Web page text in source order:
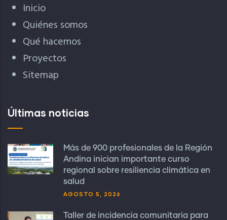
Inicio
Quiénes somos
Qué hacemos
Proyectos
Sitemap
Últimas noticias
Más de 900 profesionales de la Región
Andina inician importante curso
regional sobre resiliencia climática en
salud
AGOSTO 5, 2026
Taller de incidencia comunitaria para